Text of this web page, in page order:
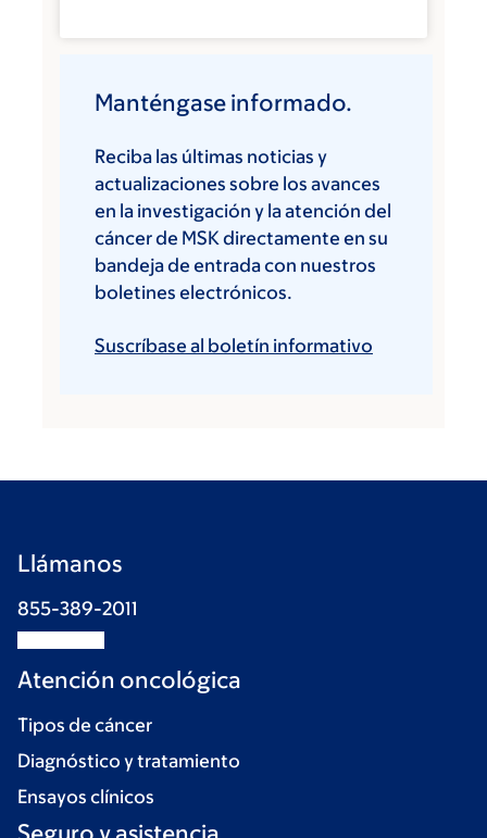
Manténgase informado.
Reciba las últimas noticias y
actualizaciones sobre los avances
en la investigación y la atención del
cáncer de MSK directamente en su
bandeja de entrada con nuestros
boletines electrónicos.
Suscríbase al boletín informativo
Llámanos
855-389-2011
Atención oncológica
Tipos de cáncer
Diagnóstico y tratamiento
Ensayos clínicos